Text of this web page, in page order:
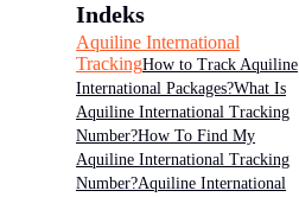
Indeks
Aquiline International
TrackingHow to Track Aquiline
International Packages?What Is
Aquiline International Tracking
Number?How To Find My
Aquiline International Tracking
Number?Aquiline International